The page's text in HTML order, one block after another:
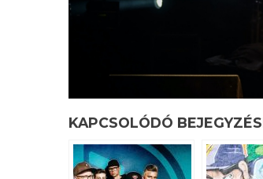
KAPCSOLÓDÓ